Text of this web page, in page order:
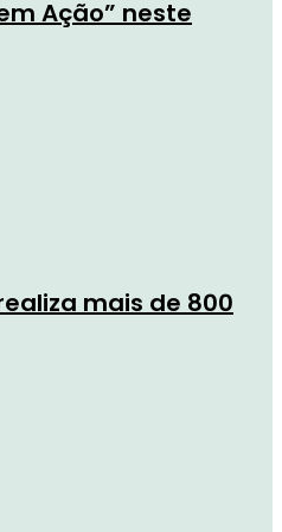
Ação” neste
mais de 800